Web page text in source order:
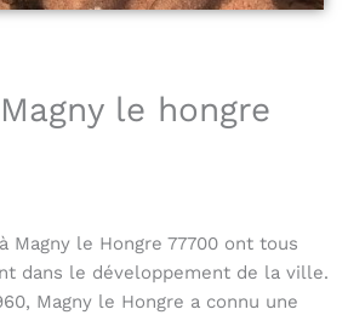
le hongre
Magny le Hongre 77700 ont tous
dans le développement de la ville.
Magny le Hongre a connu une